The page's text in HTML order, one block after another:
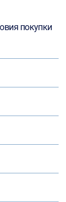
покупки